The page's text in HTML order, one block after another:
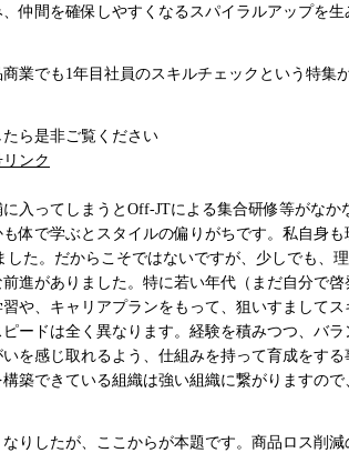
仲間を確保しやすくなるスパイラルアップを生
業でも1年目社員のスキルチェックという特集
たら是非ご覧ください
ンク
入ってしまうとOff-JTによる集合研修等がなか
体で学ぶとスタイルの偏りがちです。私自身も
した。だからこそではないですが、少しでも、
進がありました。特に若い年代（まだ自分で
や、キャリアプランをもって、狙いすまして
ードは全く異なります。経験を積みつつ、バ
を感じ取れるよう、仕組みを持って育成をす
築できている組織は強い組織に繋がりますの
りしたが、ここからが本題です。商品ロス削減